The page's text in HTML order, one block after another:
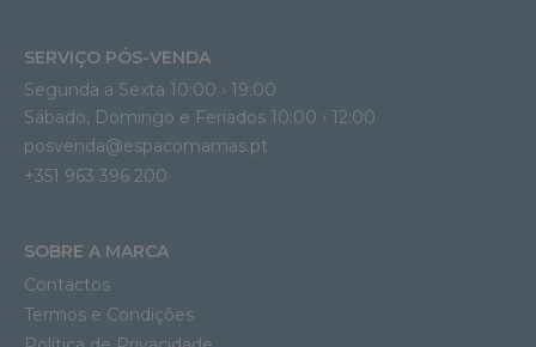
SERVIÇO PÓS-VENDA
Segunda a Sexta 10:00 › 19:00
Sábado, Domingo e Feriados 10:00 › 12:00
posvenda@espacomamas.pt
+351 963 396 200
SOBRE A MARCA
Contactos
Termos e Condições